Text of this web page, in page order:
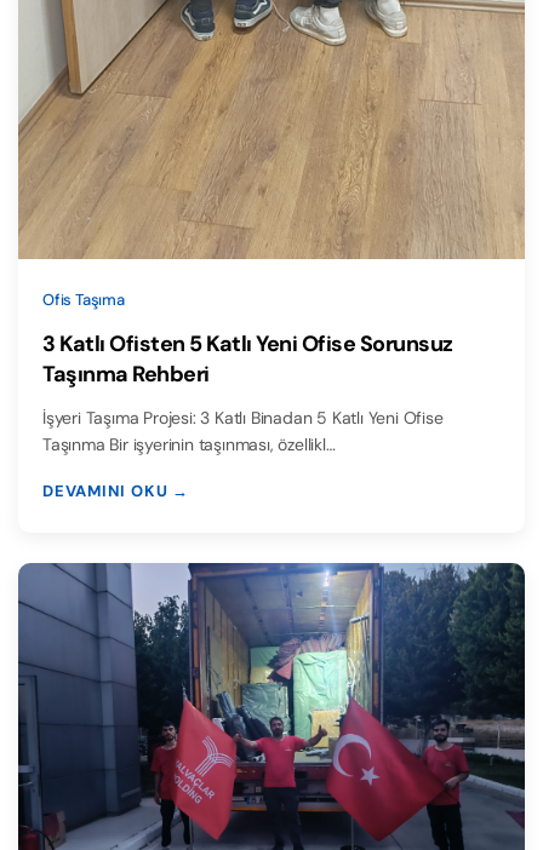
Ofis Taşıma
3 Katlı Ofisten 5 Katlı Yeni Ofise Sorunsuz
Taşınma Rehberi
İşyeri Taşıma Projesi: 3 Katlı Binadan 5 Katlı Yeni Ofise
Taşınma Bir işyerinin taşınması, özellikl…
DEVAMINI OKU →